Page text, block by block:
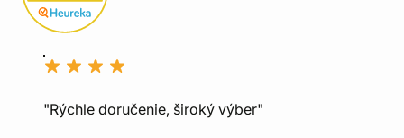
"Rýchle doručenie, široký výber"